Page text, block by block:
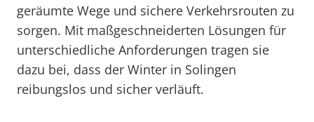
geräumte Wege und sichere Verkehrsrouten zu
sorgen. Mit maßgeschneiderten Lösungen für
unterschiedliche Anforderungen tragen sie
dazu bei, dass der Winter in Solingen
reibungslos und sicher verläuft.